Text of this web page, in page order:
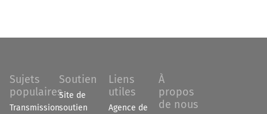
Sujets
populaires
Transmission
Soutien
Site de
soutien
Liens
utiles
Agence de
À
propos
de nous